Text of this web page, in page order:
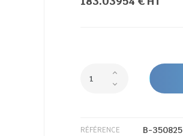
RÉFÉRENCE B-350825